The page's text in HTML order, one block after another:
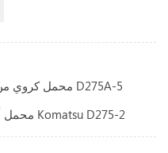
محمل كروي من كوماتسو 154-13-61160 للجرافة D275A-5
محمل أسطواني 711-44-13360 لـ Komatsu D275-2